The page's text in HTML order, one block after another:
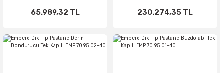
65.989,32 TL 230.274,35 TL